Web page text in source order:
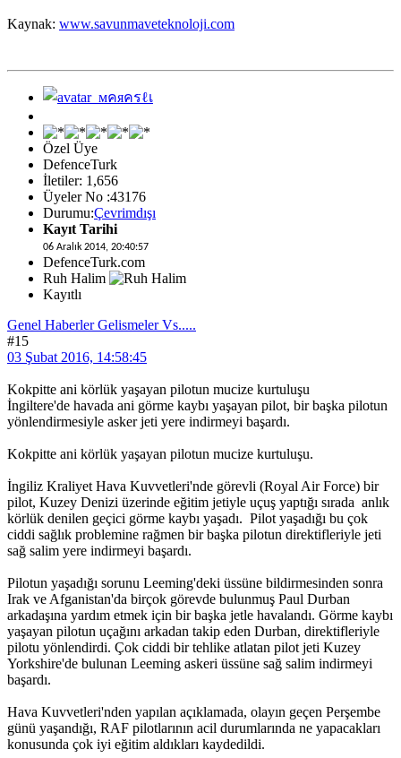
Kaynak: www.savunmaveteknoloji.com
Özel Üye
DefenceTurk
İletiler: 1,656
Üyeler No :43176
Durumu:Çevrimdışı
Kayıt Tarihi
06 Aralık 2014, 20:40:57
DefenceTurk.com
Ruh Halim
Kayıtlı
Genel Haberler Gelismeler Vs.....
#15
03 Şubat 2016, 14:58:45
Kokpitte ani körlük yaşayan pilotun mucize kurtuluşu
İngiltere'de havada ani görme kaybı yaşayan pilot, bir başka pilotun
yönlendirmesiyle asker jeti yere indirmeyi başardı.
Kokpitte ani körlük yaşayan pilotun mucize kurtuluşu.
İngiliz Kraliyet Hava Kuvvetleri'nde görevli (Royal Air Force) bir
pilot, Kuzey Denizi üzerinde eğitim jetiyle uçuş yaptığı sırada anlık
körlük denilen geçici görme kaybı yaşadı. Pilot yaşadığı bu çok
ciddi sağlık problemine rağmen bir başka pilotun direktifleriyle jeti
sağ salim yere indirmeyi başardı.
Pilotun yaşadığı sorunu Leeming'deki üssüne bildirmesinden sonra
Irak ve Afganistan'da birçok görevde bulunmuş Paul Durban
arkadaşına yardım etmek için bir başka jetle havalandı. Görme kaybı
yaşayan pilotun uçağını arkadan takip eden Durban, direktifleriyle
pilotu yönlendirdi. Çok ciddi bir tehlike atlatan pilot jeti Kuzey
Yorkshire'de bulunan Leeming askeri üssüne sağ salim indirmeyi
başardı.
Hava Kuvvetleri'nden yapılan açıklamada, olayın geçen Perşembe
günü yaşandığı, RAF pilotlarının acil durumlarında ne yapacakları
konusunda çok iyi eğitim aldıkları kaydedildi.